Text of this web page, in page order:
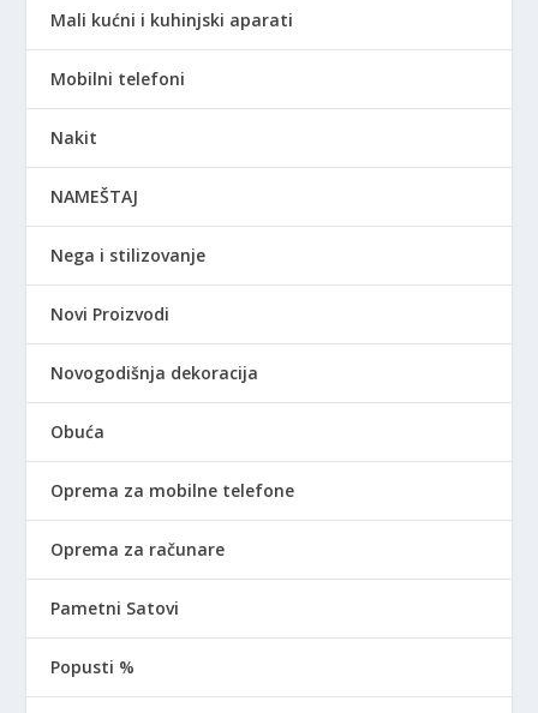
Mali kućni i kuhinjski aparati
Mobilni telefoni
Nakit
NAMEŠTAJ
Nega i stilizovanje
Novi Proizvodi
Novogodišnja dekoracija
Obuća
Oprema za mobilne telefone
Oprema za računare
Pametni Satovi
Popusti %